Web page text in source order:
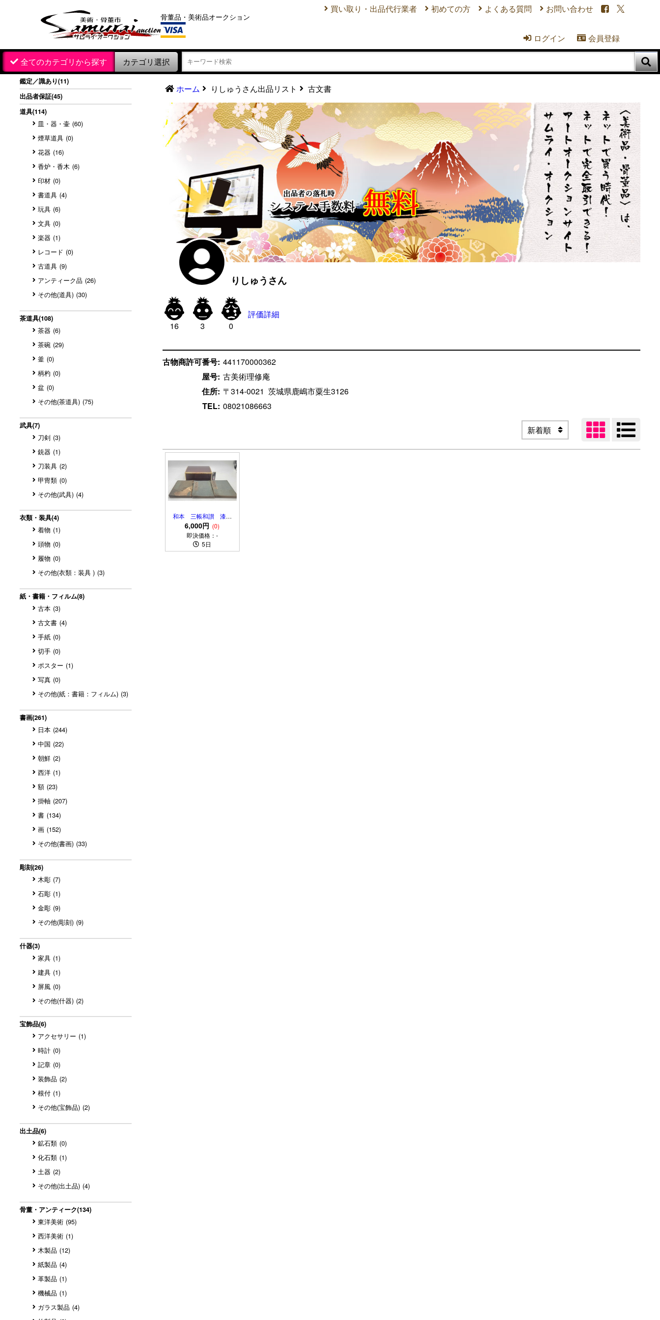
骨董品・美術品オークション
 ログイン  会員登録
買い取り・出品代行業者 初めての方 よくある質問 お問い合わせ  
全てのカテゴリから探す カテゴリ選択 
鑑定／識あり(11)
出品者保証(45)
道具(114)
皿・器・壷 (60)
煙草道具 (0)
花器 (16)
香炉・香木 (6)
印材 (0)
書道具 (4)
玩具 (6)
文具 (0)
楽器 (1)
レコード (0)
古道具 (9)
アンティーク品 (26)
その他(道具) (30)
茶道具(108)
茶器 (6)
茶碗 (29)
釜 (0)
柄杓 (0)
盆 (0)
その他(茶道具) (75)
武具(7)
刀剣 (3)
銃器 (1)
刀装具 (2)
甲冑類 (0)
その他(武具) (4)
衣類・装具(4)
着物 (1)
頭物 (0)
履物 (0)
その他(衣類：装具 ) (3)
紙・書籍・フィルム(8)
古本 (3)
古文書 (4)
手紙 (0)
切手 (0)
ポスター (1)
写真 (0)
その他(紙：書籍：フィルム) (3)
書画(261)
日本 (244)
中国 (22)
朝鮮 (2)
西洋 (1)
額 (23)
掛軸 (207)
書 (134)
画 (152)
その他(書画) (33)
彫刻(26)
木彫 (7)
石彫 (1)
金彫 (9)
その他(彫刻) (9)
什器(3)
家具 (1)
建具 (1)
屏風 (0)
その他(什器) (2)
宝飾品(6)
アクセサリー (1)
時計 (0)
記章 (0)
装飾品 (2)
根付 (1)
その他(宝飾品) (2)
出土品(6)
鉱石類 (0)
化石類 (1)
土器 (2)
その他(出土品) (4)
骨董・アンティーク(134)
東洋美術 (95)
西洋美術 (1)
木製品 (12)
紙製品 (4)
革製品 (1)
機械品 (1)
ガラス製品 (4)
ホーム りしゅうさん出品リスト 古文書
りしゅうさん

16

3

0
評価詳細
古物商許可番号: 441170000362
屋号: 古美術理修庵
住所: 〒314-0021 茨城県鹿嶋市粟生3126
TEL: 08021086663
新着順  
和本 三帳和讃 漆塗
木箱入り 版画 時代
物 親鸞聖人
6,000円 (0)
即決価格：-
5日